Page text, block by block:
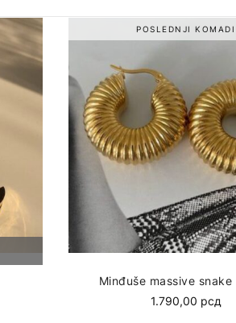
POSLEDNJI KOMADI
Minđuše massive
1.790,00 рсд